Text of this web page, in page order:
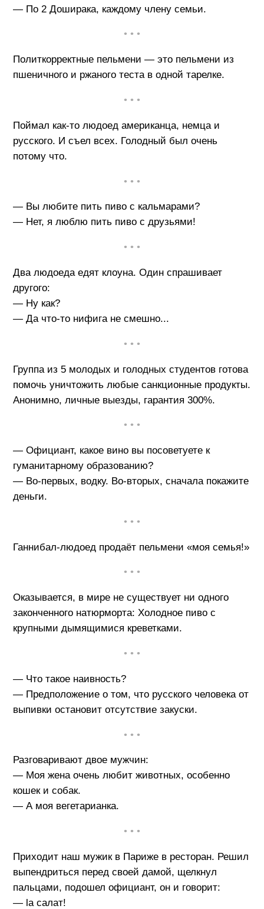
— По 2 Доширака, каждому члену семьи.
• • •
Политкорректные пельмени — это пельмени из
пшеничного и ржаного теста в одной тарелке.
• • •
Поймал как-то людоед американца, немца и
русского. И съел всех. Голодный был очень
потому что.
• • •
— Вы любите пить пиво с кальмарами?
— Нет, я люблю пить пиво с друзьями!
• • •
Два людоеда едят клоуна. Один спрашивает
другого:
— Ну как?
— Да что-то нифига не смешно...
• • •
Группа из 5 молодых и голодных студентов готова
помочь уничтожить любые санкционные продукты.
Анонимно, личные выезды, гарантия 300%.
• • •
— Официант, какое вино вы посоветуете к
гуманитарному образованию?
— Во-первых, водку. Во-вторых, сначала покажите
деньги.
• • •
Ганнибал-людоед продаёт пельмени «моя семья!»
• • •
Оказывается, в мире не существует ни одного
законченного натюрморта: Холодное пиво с
крупными дымящимися креветками.
• • •
— Что такое наивность?
— Предположение о том, что русского человека от
выпивки остановит отсутствие закуски.
• • •
Разговаривают двое мужчин:
— Моя жена очень любит животных, особенно
кошек и собак.
— А моя вегетарианка.
• • •
Приходит наш мужик в Париже в ресторан. Решил
выпендриться перед своей дамой, щелкнул
пальцами, подошел официант, он и говорит:
— la cалат!